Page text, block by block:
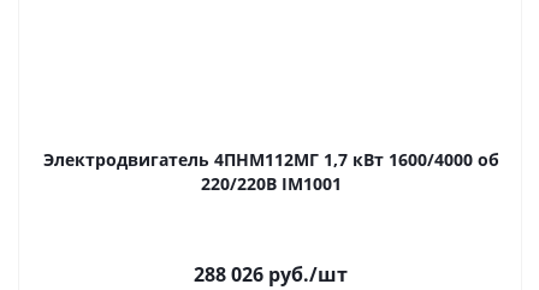
Электродвигатель 4ПНМ112МГ 1,7 кВт 1600/4000 об
220/220В IM1001
288 026 руб./шт